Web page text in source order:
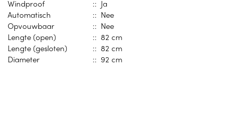
Windproof
:: Ja
Automatisch
:: Nee
Opvouwbaar
:: Nee
Lengte (open)
:: 82 cm
Lengte (gesloten)
:: 82 cm
Diameter
:: 92 cm